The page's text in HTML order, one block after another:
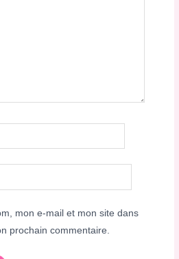
mon e-mail et mon site dans
prochain commentaire.